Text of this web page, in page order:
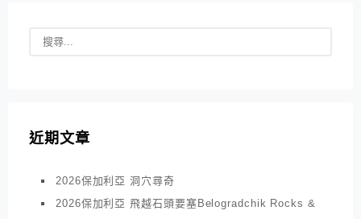
近期文章
2026保加利亞 洞穴尋奇
2026保加利亞 飛越石頭要塞Belogradchik Rocks &